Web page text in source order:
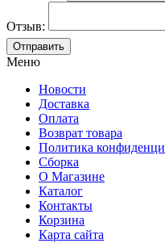
Отзыв:
Меню
Новости
Доставка
Оплата
Возврат товара
Политика
Сборка
О Магазине
Каталог
Контакты
Корзина
Карта сайта